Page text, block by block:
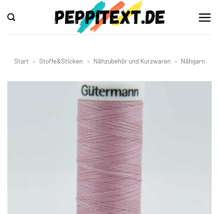
Inhalt
springen
Start » Stoffe&Sticken » Nähzubehör und Kurzwaren » Nähgarn